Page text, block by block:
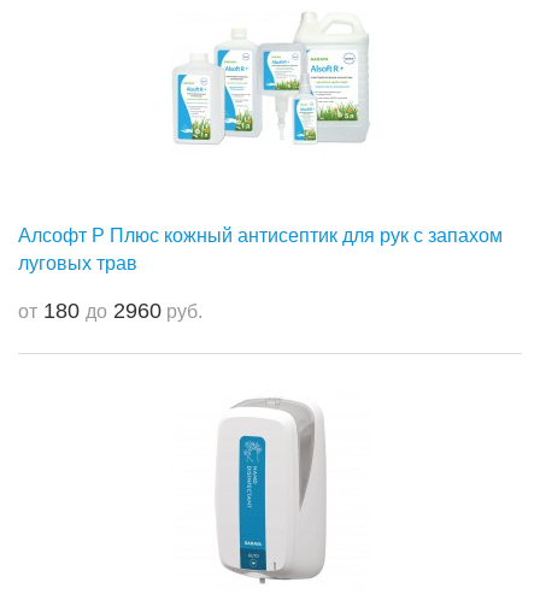
Алсофт Р Плюс кожный антисептик для рук с запахом
луговых трав
от 180 до 2960 руб.